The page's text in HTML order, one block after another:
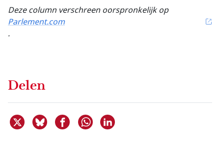
Deze column verschreen oorspronkelijk op
Parlement.com
.
Delen
Deel dit item op X
Deel dit item op Bluesky
Deel dit item op Facebook
Delen via WhatsApp